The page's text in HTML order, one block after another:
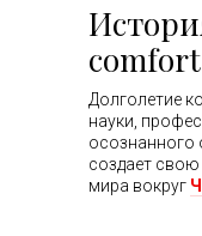
Долголетие
науки,
осознанного
создает
мира вокруг